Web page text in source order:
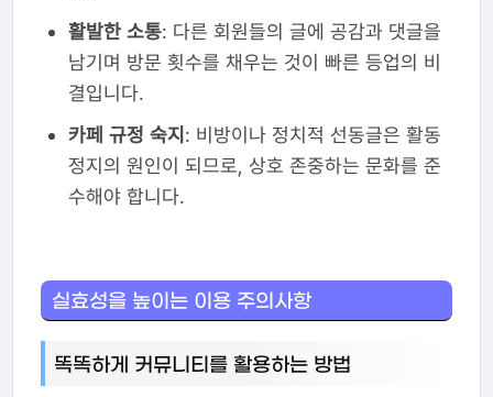
활발한 소통: 다른 회원들의 글에 공감과 댓글을
남기며 방문 횟수를 채우는 것이 빠른 등업의 비
결입니다.
카페 규정 숙지 : 비방이나 정치적 선동글은 활동
정지의 원인이 되므로, 상호 존중하는 문화를 준
수해야 합니다.
실효성을 높이는 이용 주의사항
똑똑하게 커뮤니티를 활용하는 방법